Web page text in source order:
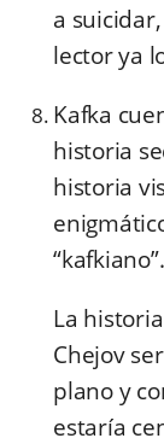
a
lector ya
Kafka
historia
historia
“kafkiano”.
La
Chejov
plano y
estaría